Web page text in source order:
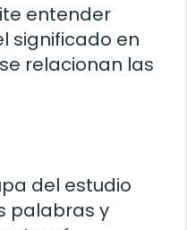
entender
significado en
relacionan las
del estudio
palabras y